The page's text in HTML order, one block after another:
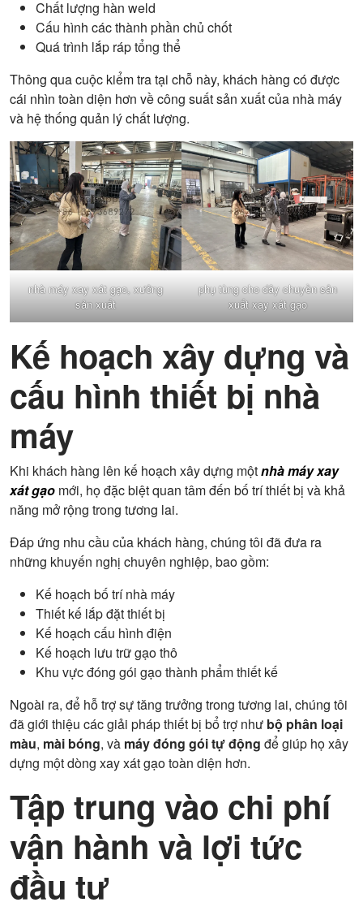
Chất lượng hàn weld
Cấu hình các thành phần chủ chốt
Quá trình lắp ráp tổng thể
Thông qua cuộc kiểm tra tại chỗ này, khách hàng có được
cái nhìn toàn diện hơn về công suất sản xuất của nhà máy
và hệ thống quản lý chất lượng.
nhà máy xay xát gạo, xưởng
sản xuất
phụ tùng cho dây chuyền sản
xuất xay xát gạo
Kế hoạch xây dựng và
cấu hình thiết bị nhà
máy
Khi khách hàng lên kế hoạch xây dựng mộtnhà máy xay
xát gạo mới, họ đặc biệt quan tâm đến bố trí thiết bị và khả
năng mở rộng trong tương lai.
Đáp ứng nhu cầu của khách hàng, chúng tôi đã đưa ra
những khuyến nghị chuyên nghiệp, bao gồm:
Kế hoạch bố trí nhà máy
Thiết kế lắp đặt thiết bị
Kế hoạch cấu hình điện
Kế hoạch lưu trữ gạo thô
Khu vực đóng gói gạo thành phẩm thiết kế
Ngoài ra, để hỗ trợ sự tăng trưởng trong tương lai, chúng tôi
đã giới thiệu các giải pháp thiết bị bổ trợ như bộ phân loại
màu, mài bóng, và máy đóng gói tự động để giúp họ xây
dựng một dòng xay xát gạo toàn diện hơn.
Tập trung vào chi phí
vận hành và lợi tức
đầu tư